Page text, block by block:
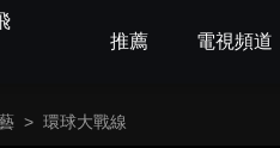
推薦 電視頻道
> 環球大戰線